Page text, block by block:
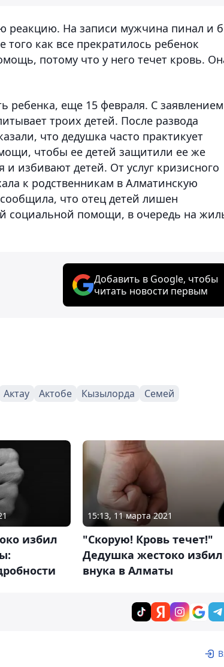
реакцию. На записи мужчина пинал и
как все прекратилось ребенок
потому что у него течет кровь.
ребенка, еще 15 февраля. С заявлением
троих детей. После развода
что дедушка часто практикует
чтобы ее детей защитили ее же
избивают детей. От услуг кризисного
к родственникам в Алматинскую
что отец детей лишен
социальной помощи, в очередь на
Добавить в Google, чтобы
читать новости первым
Актау Актобе Кызылорда Семей
избил
15:13, 11 марта 2021
"Скорую! Кровь течет!"
Дедушка жестоко избил
внука в Алматы